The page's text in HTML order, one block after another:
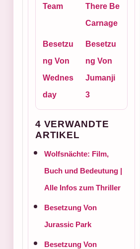
Team
There Be
Carnage
Besetzu
ng Von
Wednes
day
Besetzu
ng Von
Jumanji
3
4 VERWANDTE
ARTIKEL
Wolfsnächte: Film,
Buch und Bedeutung |
Alle Infos zum Thriller
Besetzung Von
Jurassic Park
Besetzung Von